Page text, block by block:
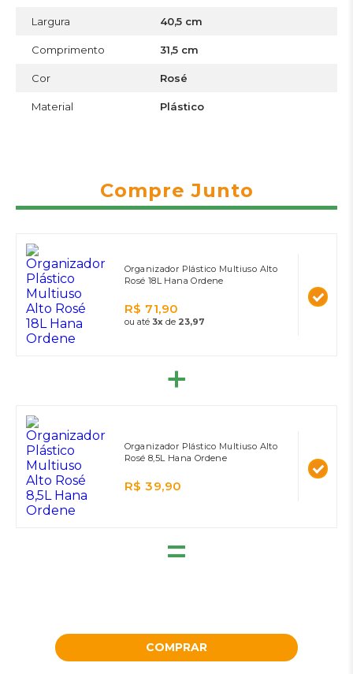
Largura 40,5 cm
Comprimento 31,5 cm
Cor Rosé
Material Plástico
Compre Junto
Organizador Plástico Multiuso Alto
Rosé 18L Hana Ordene
R$ 71,90
ou até 3x de 23,97
Organizador Plástico Multiuso Alto
Rosé 8,5L Hana Ordene
R$ 39,90
=
COMPRAR